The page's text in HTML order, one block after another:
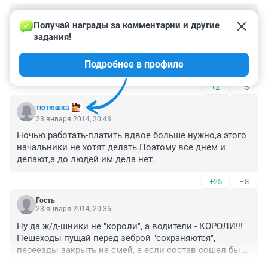
26 января 2014, 12:02
Водители тут конешно не правы, можно и под статью
влететь... А губернатору и администрации есть смысл
подумать о строительстве транспортных развязок.
Количество автотранспорта увеличилось в разы, а
переезды как построили в 30-е годы, так и есть... А
толку жаловаться на РЖД мало... слишком большой
монстр...
+2 –5
тютюшка
Получай награды за комментарии и другие
задания!
Подробнее в профиле
23 января 2014, 20:43
Ночью работать-платить вдвое больше нужно,а этого
начальники не хотят делать.Поэтому все днем и
делают,а до людей им дела нет.
+25 –8
Гость
23 января 2014, 20:36
Ну да ж/д-шники не "короли", а водители - КОРОЛИ!!!
Пешеходы пущай перед зеброй "сохраняются",
переезды закрыть не смей, а если состав сошел бы